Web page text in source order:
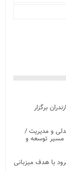
در نیمه نخست ۱۴۰۵ در مازندران برگزار
و مدیریت /
مسیر توسعه و
با هدف میزبانی